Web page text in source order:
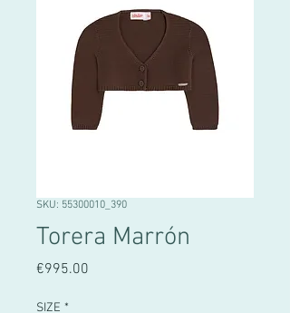
SKU: 55300010_390
Torera Marrón
€995.00
SIZE *